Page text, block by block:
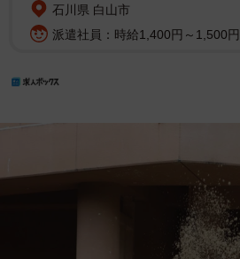
石川県 白山市
派遣社員：時給1,400円～1,500円